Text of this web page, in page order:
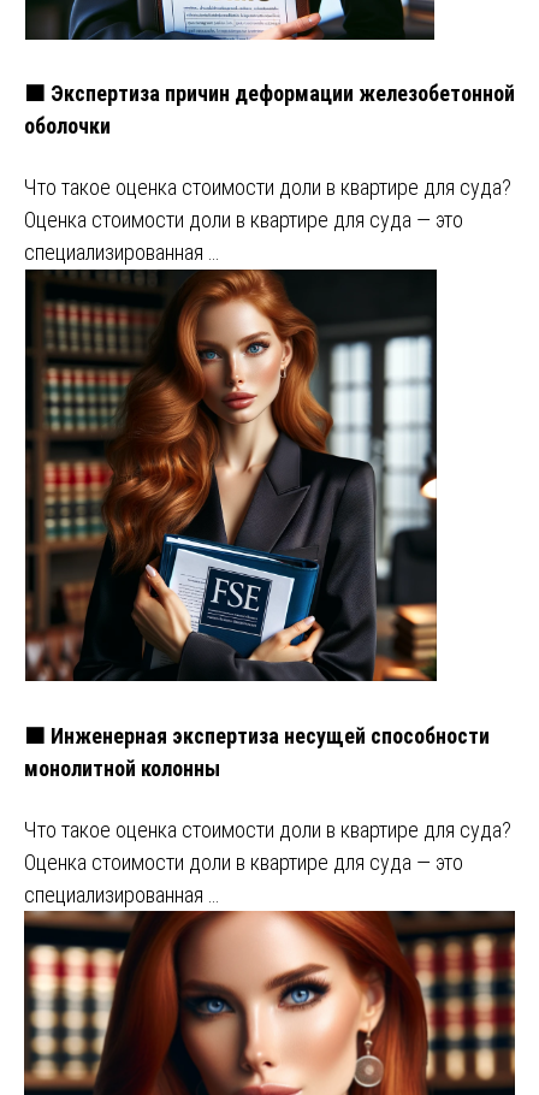
🟧 Экспертиза причин деформации железобетонной
оболочки
Что такое оценка стоимости доли в квартире для суда?
Оценка стоимости доли в квартире для суда — это
специализированная …
🟧 Инженерная экспертиза несущей способности
монолитной колонны
Что такое оценка стоимости доли в квартире для суда?
Оценка стоимости доли в квартире для суда — это
специализированная …